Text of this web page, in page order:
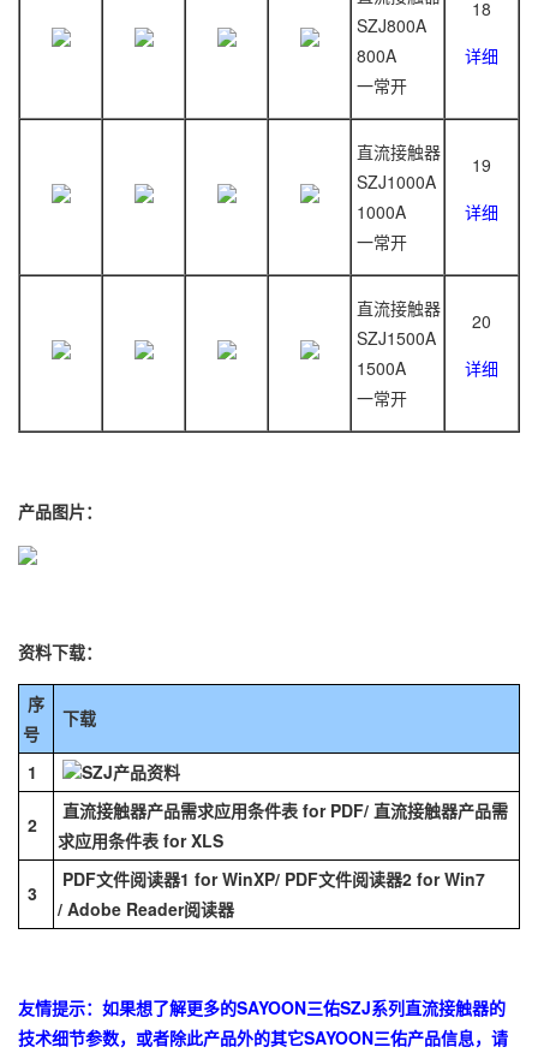
SZJ800A
800A
一常开
18
详细
直流接触器
SZJ1000A
1000A
一常开
19
详细
直流接触器
SZJ1500A
1500A
一常开
20
详细
产品图片：
资料下载：
序
号
下载
1 SZJ产品资料
2
直流接触器产品需求应用条件表 for PDF/ 直流接触器产品需
求应用条件表 for XLS
3
PDF文件阅读器1 for WinXP/ PDF文件阅读器2 for Win7
/ Adobe Reader阅读器
友情提示：如果想了解更多的SAYOON三佑SZJ系列直流接触器的
技术细节参数，或者除此产品外的其它SAYOON三佑产品信息，请